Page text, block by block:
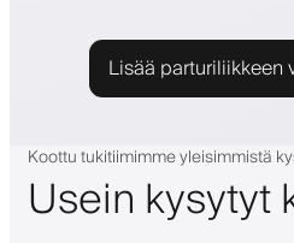
Lisää parturiliikkeen
Koottu tukitiimimme yleisimmistä
Usein kysytyt